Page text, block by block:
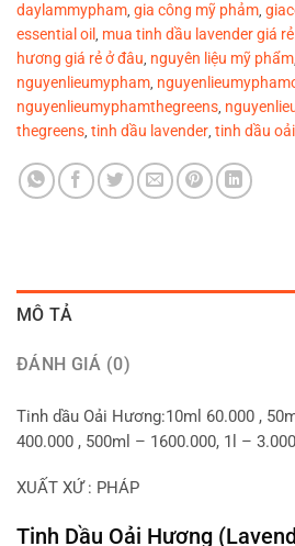
daylammypham, gia công mỹ phảm,
essential oil , mua tinh dầu lavender giá
hương giá rẻ ở đâu, nguyên liệu mỹ phẩm,
nguyenlieumypham,
nguyenlieumyphamthegreens,
thegreens, tinh dầu lavender, tinh dầu
MÔ TẢ
ĐÁNH GIÁ (0)
Tinh dầu Oải Hương:10ml 60.000 ,
400.000 , 500ml – 1600.000, 1l –
XUẤT XỨ : PHÁP
Tinh Dầu Oải Hương